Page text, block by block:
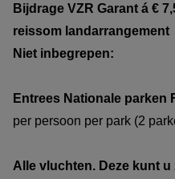
Bijdrage VZR Garant á €
reissom landarrangement
Niet inbegrepen:
Entrees Nationale parken
per persoon per park (2
Alle vluchten. Deze kunt